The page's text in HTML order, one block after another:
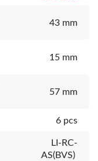
43 mm
15 mm
57 mm
6 pcs
LI-RC-
AS(BVS)